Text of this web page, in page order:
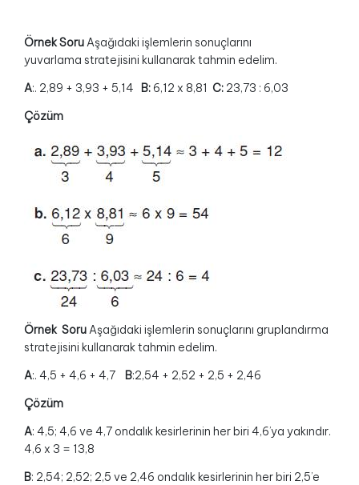
Örnek SoruAşağıdaki işlemlerin sonuçlarını
yuvarlama stratejisini kullanarak tahmin edelim.
A:. 2,89 + 3,93 + 5,14 B: 6,12 x 8,81 C: 23,73 : 6,03
Çözüm
Örnek SoruAşağıdaki işlemlerin sonuçlarını gruplandırma
stratejisini kullanarak tahmin edelim.
A:. 4,5 + 4,6 + 4,7 B:2,54 + 2,52 + 2,5 + 2,46
Çözüm
A: 4,5; 4,6 ve 4,7 ondalık kesirlerinin her biri 4,6’ya yakındır.
4,6 x 3 = 13,8
B: 2,54; 2,52; 2,5 ve 2,46 ondalık kesirlerinin her biri 2,5’e